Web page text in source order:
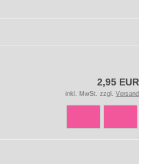
2,95 EUR
inkl. MwSt. zzgl. Versand